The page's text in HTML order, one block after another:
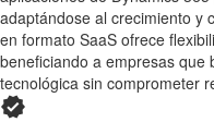
adaptándose al crecimiento y
en formato SaaS ofrece
beneficiando a empresas que
tecnológica sin comprometer
